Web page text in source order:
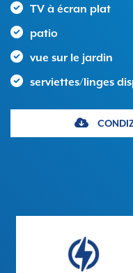
TV à écran plat
patio
vue sur le jardin
serviettes/linges